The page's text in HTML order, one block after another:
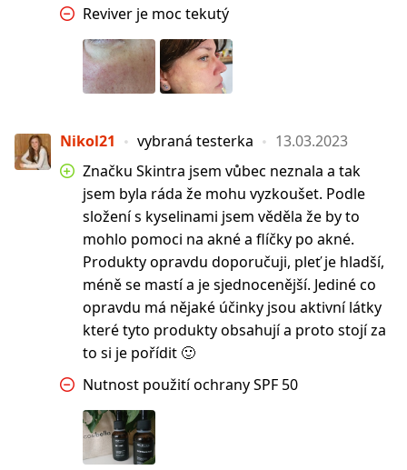
Reviver je moc tekutý
Nikol21 vybraná testerka
13.03.2023
Značku Skintra jsem vůbec neznala a tak
jsem byla ráda že mohu vyzkoušet. Podle
složení s kyselinami jsem věděla že by to
mohlo pomoci na akné a flíčky po akné.
Produkty opravdu doporučuji, pleť je hladší,
méně se mastí a je sjednocenější. Jediné co
opravdu má nějaké účinky jsou aktivní látky
které tyto produkty obsahují a proto stojí za
to si je pořídit 🙂
Nutnost použití ochrany SPF 50